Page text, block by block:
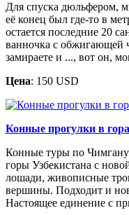
Для спуска дюльфером,
её конец был где-то в
остается последние 20
ванночка с обжигающей
замираете и ..., вот он,
Цена: 150 USD
Конные прогулки в
Конные туры по
горы Узбекистана с
лошади, живописные
вершины. Подходит и
Настоящее единение с